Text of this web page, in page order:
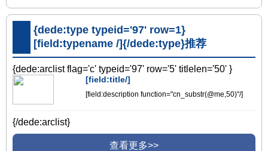
{dede:type typeid='97' row=1}
[field:typename /]{/dede:type}推荐
{dede:arclist flag='c' typeid='97' row='5' titlelen='50' }
[field:title/]
[field:description function="cn_substr(@me,50)"/]
{/dede:arclist}
查看更多>>